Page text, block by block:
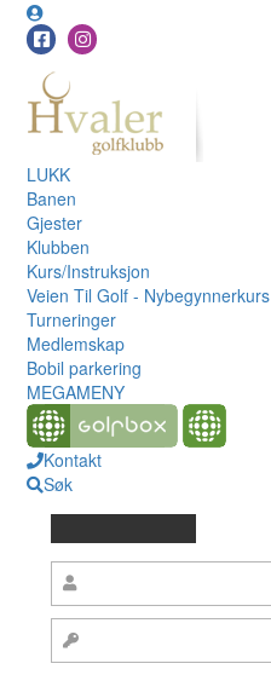
LUKK
Banen
Gjester
Klubben
Kurs/Instruksjon
Veien Til Golf - Nybegynnerkurs
Turneringer
Medlemskap
Bobil parkering
MEGAMENY
Kontakt
Søk